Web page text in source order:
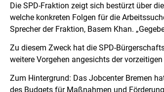
Die SPD-Fraktion zeigt sich bestürzt über
welche konkreten Folgen für die
Sprecher der Fraktion, Basem Khan.
Zu diesem Zweck hat die SPD-
weitere Vorgehen angesichts der
Zum Hintergrund: Das Jobcenter Bremen
des Budgets für Maßnahmen und